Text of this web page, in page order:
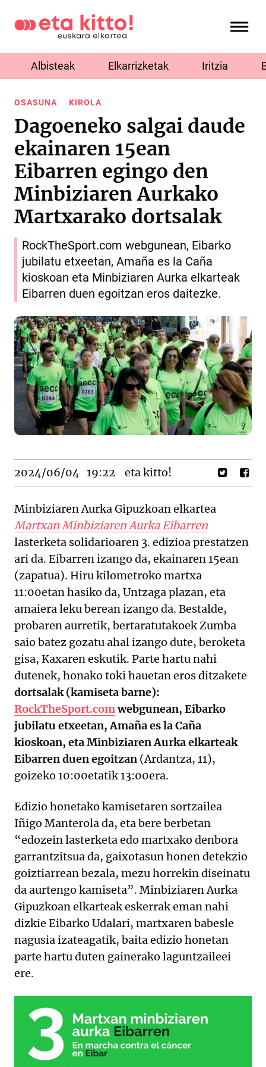
Albisteak Elkarrizketak Iritzia
OSASUNA KIROLA
Dagoeneko salgai daude
ekainaren 15ean
Eibarren egingo den
Minbiziaren Aurkako
Martxarako dortsalak
RockTheSport.com webgunean, Eibarko
jubilatu etxeetan, Amaña es la Caña
kioskoan eta Minbiziaren Aurka elkarteak
Eibarren duen egoitzan eros daitezke.
2024/06/04 19:22 eta kitto!
Minbiziaren Aurka Gipuzkoan elkartea
Martxan Minbiziaren Aurka Eibarren
lasterketa solidarioaren 3. edizioa prestatzen
ari da. Eibarren izango da, ekainaren 15ean
(zapatua). Hiru kilometroko martxa
11:00etan hasiko da, Untzaga plazan, eta
amaiera leku berean izango da. Bestalde,
probaren aurretik, bertaratutakoek Zumba
saio batez gozatu ahal izango dute, beroketa
gisa, Kaxaren eskutik. Parte hartu nahi
dutenek, honako toki hauetan eros ditzakete
dortsalak (kamiseta barne):
RockTheSport.comwebgunean, Eibarko
jubilatu etxeetan, Amaña es la Caña
kioskoan, eta Minbiziaren Aurka elkarteak
Eibarren duen egoitzan (Ardantza, 11),
goizeko 10:00etatik 13:00era.
Edizio honetako kamisetaren sortzailea
Iñigo Manterola da, eta bere berbetan
“edozein lasterketa edo martxako denbora
garrantzitsua da, gaixotasun honen detekzio
goiztiarrean bezala, mezu horrekin diseinatu
da aurtengo kamiseta”. Minbiziaren Aurka
Gipuzkoan elkarteak eskerrak eman nahi
dizkie Eibarko Udalari, martxaren babesle
nagusia izateagatik, baita edizio honetan
parte hartu duten gainerako laguntzaileei
ere.